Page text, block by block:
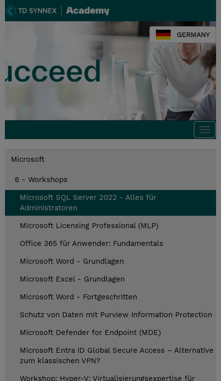
GERMANY
Microsoft
6 - Workshops
Microsoft SQL Server 2022 - Alles für
Administratoren
Microsoft Licensing Professional (MLP)
Office 365 für Anwender: Fundamentals
Microsoft Word - Grundlagen
Microsoft Excel - Grundlagen
Microsoft Word - Fortgeschritten
Schutz von Daten mit Purview Information Protection
Microsoft Defender for Endpoint (MDE)
Microsoft Entra ID Global Secure Access – Alternative
zum klassischen VPN?
Workshop: Hyper-V: Virtualisierungsexpertise für